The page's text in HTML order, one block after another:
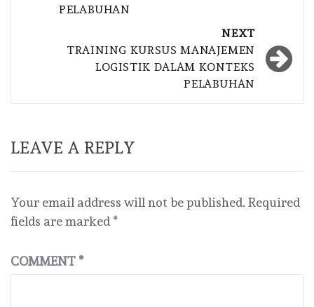
PELABUHAN
NEXT
TRAINING KURSUS MANAJEMEN
LOGISTIK DALAM KONTEKS
PELABUHAN
LEAVE A REPLY
Your email address will not be published. Required
fields are marked *
COMMENT*